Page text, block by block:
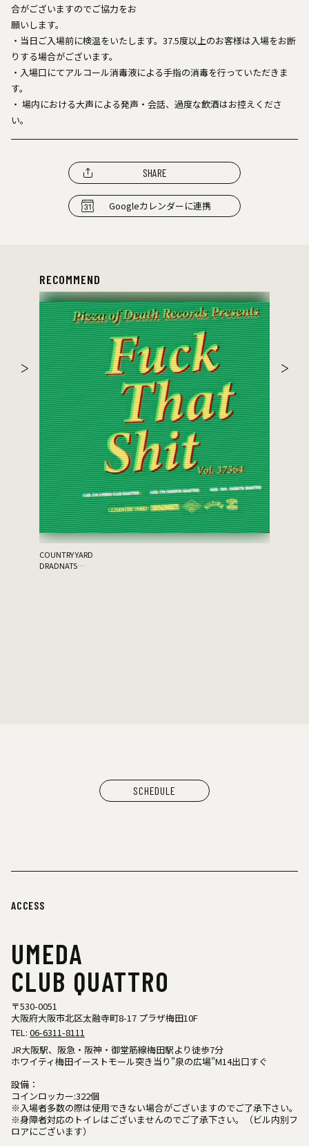
合がございますのでご協力をお
願いします。
・当日ご入場前に検温をいたします。37.5度以上のお客様は入場をお断
りする場合がございます。
・入場口にてアルコール消毒液による手指の消毒を行っていただきま
す。
・ 場内における大声による発声・会話、過度な飲酒はお控えくださ
い。
SHARE
Googleカレンダーに連携
RECOMMEND
the 原爆オナニーズ
ゲスト：THA BLUE HERB
SCHEDULE
ACCESS
UMEDA
CLUB QUATTRO
〒530-0051
大阪府大阪市北区太融寺町8-17 プラザ梅田10F
TEL: 06-6311-8111
JR大阪駅、阪急・阪神・御堂筋線梅田駅より徒歩7分
ホワイティ梅田イーストモール突き当り"泉の広場"M14出口すぐ
設備：
コインロッカー:322個
※入場者多数の際は使用できない場合がございますのでご了承下さい。
※身障者対応のトイレはございませんのでご了承下さい。（ビル内別フ
ロアにございます）